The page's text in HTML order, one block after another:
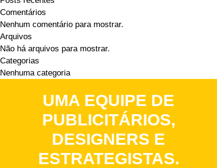
Comentários
Nenhum comentário para mostrar.
Arquivos
Não há arquivos para mostrar.
Categorias
Nenhuma categoria
UMA EQUIPE DE
PUBLICITÁRIOS,
DESIGNERS E
ESTRATEGISTAS.